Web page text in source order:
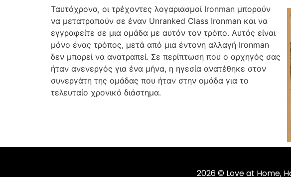
Ταυτόχρονα, οι τρέχοντες λογαριασμοί Ironman μπορούν
να μετατραπούν σε έναν Unranked Class Ironman και να
εγγραφείτε σε μια ομάδα με αυτόν τον τρόπο. Αυτός είναι
μόνο ένας τρόπος, μετά από μια έντονη αλλαγή Ironman
δεν μπορεί να ανατραπεί. Σε περίπτωση που ο αρχηγός σας
ήταν ανενεργός για ένα μήνα, η ηγεσία ανατέθηκε στον
συνεργάτη της ομάδας που ήταν στην ομάδα για το
τελευταίο χρονικό διάστημα.
2026 © Love at Home,